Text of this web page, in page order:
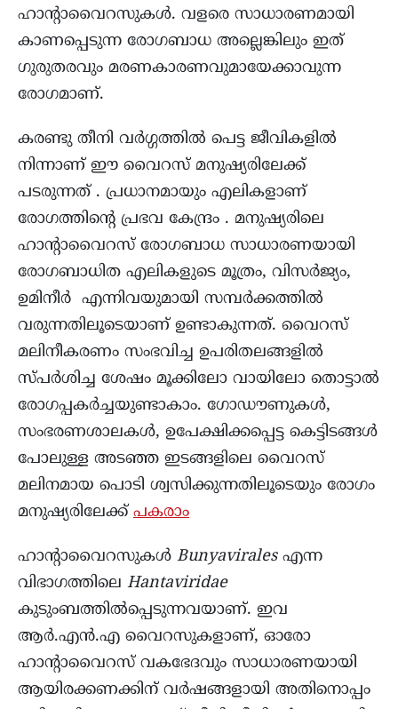
ഹാന്റാവൈറസുകൾ. വളരെ സാധാരണമായി
കാണപ്പെടുന്ന രോഗബാധ അല്ലെങ്കിലും ഇത്
ഗുരുതരവും മരണകാരണവുമായേക്കാവുന്ന
രോഗമാണ്.
കരണ്ടു തീനി വർഗ്ഗത്തിൽ പെട്ട ജീവികളിൽ
നിന്നാണ് ഈ വൈറസ് മനുഷ്യരിലേക്ക്
പടരുന്നത് . പ്രധാനമായും എലികളാണ്
രോഗത്തിന്റെ പ്രഭവ കേന്ദ്രം . മനുഷ്യരിലെ
ഹാന്റാവൈറസ് രോഗബാധ സാധാരണയായി
രോഗബാധിത എലികളുടെ മൂത്രം, വിസർജ്യം,
ഉമിനീർ എന്നിവയുമായി സമ്പർക്കത്തിൽ
വരുന്നതിലൂടെയാണ് ഉണ്ടാകുന്നത്. വൈറസ്
മലിനീകരണം സംഭവിച്ച ഉപരിതലങ്ങളിൽ
സ്പർശിച്ച ശേഷം മൂക്കിലോ വായിലോ തൊട്ടാൽ
രോഗപ്പകർച്ചയുണ്ടാകാം. ഗോഡൗണുകൾ,
സംഭരണശാലകൾ, ഉപേക്ഷിക്കപ്പെട്ട കെട്ടിടങ്ങൾ
പോലുള്ള അടഞ്ഞ ഇടങ്ങളിലെ വൈറസ്
മലിനമായ പൊടി ശ്വസിക്കുന്നതിലൂടെയും രോഗം
മനുഷ്യരിലേക്ക് പകരാം
ഹാന്റാവൈറസുകൾ Bunyaviralesഎന്ന
വിഭാഗത്തിലെ Hantaviridae
കുടുംബത്തിൽപ്പെടുന്നവയാണ്. ഇവ
ആർ.എൻ.എ വൈറസുകളാണ്, ഓരോ
ഹാന്റാവൈറസ് വകഭേദവും സാധാരണയായി
ആയിരക്കണക്കിന് വർഷങ്ങളായി അതിനൊപ്പം